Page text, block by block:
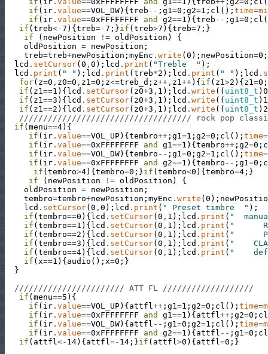
if ( ir . value==VOL_DW) {treb -- ; g1 =0 ; g2=1 ; cl ( ) ; time=
if ( ir . value==0xFFFFFFFF and g2==1 ) {treb -- ; g1 =0 ; cl (
if (treb<-7 ) {treb=-7 ; }if (treb>7 ) {treb=7 ; }
if
( newPosition != oldPosition )
{
oldPosition = newPosition ;
treb=treb+newPosition ; myEnc . write (0 ) ; newPosition=0 ;
lcd . setCursor(0 , 0 ) ; lcd . print ( "Treble  " ) ;
lcd . print ( " " ) ; lcd . print (treb*2 ) ; lcd . print ( " " ) ; lcd .
for( z=0 , z0=0 , z1 =0 ; z<=treb_d ; z++ , z1 ++) {if ( z1 >2 ) {z1 =0 ;
if ( z1 ==1 ) {lcd . setCursor( z0+3 , 1 ) ; lcd . write ( ( uint8_t ) 0
if ( z1 ==3 ) {lcd . setCursor( z0+3 , 1 ) ; lcd . write ( ( uint8_t ) 1
if ( z1 ==2 ) {lcd . setCursor( z0+3 , 1 ) ; lcd . write ( ( uint8_t ) 2
//////////////////////////////////// rock pop
if (menu==4) {
if ( ir . value==VOL_UP) {tembro++ ; g1 =1 ; g2=0 ; cl ( ) ; time=
if ( ir . value==0xFFFFFFFF and g1 ==1 ) {tembro++ ; g2=0 ;
if ( ir . value==VOL_DW) {tembro -- ; g1 =0 ; g2=1 ; cl ( ) ; time=
if ( ir . value==0xFFFFFFFF and g2==1 ) {tembro -- ; g1 =0 ;
if (tembro>4) {tembro=0 ; }if (tembro<0 ) {tembro=4 ; }
if
( newPosition != oldPosition )
{
oldPosition = newPosition ;
tembro=tembro+newPosition ; myEnc . write (0 ) ;
lcd . setCursor(0 , 0 ) ; lcd . print ( " Preset timbre  " ) ;
if (tembro==0 ) {lcd . setCursor(0 , 1 ) ; lcd . print ( "
if (tembro==1 ) {lcd . setCursor(0 , 1 ) ; lcd . print ( "
if (tembro==2 ) {lcd . setCursor(0 , 1 ) ; lcd . print ( "
if (tembro==3 ) {lcd . setCursor(0 , 1 ) ; lcd . print ( "
if (tembro==4) {lcd . setCursor(0 , 1 ) ; lcd . print ( "
if ( x==1 ) {audio ( ) ; x=0 ; }
}
/////////////////////// ATT FL ///////////////////
if (menu==5 ) {
if ( ir . value==VOL_UP) {attfl ++ ; g1 =1 ; g2=0 ; cl ( ) ; time=
if ( ir . value==0xFFFFFFFF and g1 ==1 ) {attfl ++ ; g2=0 ; cl
if ( ir . value==VOL_DW) {attfl -- ; g1 =0 ; g2=1 ; cl ( ) ; time=
if ( ir . value==0xFFFFFFFF and g2==1 ) {attfl -- ; g1 =0 ; cl
if ( attfl <- 14) {attfl =- 14 ; }if ( attfl >0 ) {attfl =0 ; }